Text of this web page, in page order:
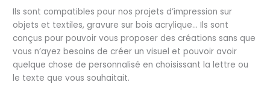
Ils sont compatibles pour nos projets d’impression sur
objets et textiles, gravure sur bois acrylique… Ils sont
conçus pour pouvoir vous proposer des créations sans que
vous n’ayez besoins de créer un visuel et pouvoir avoir
quelque chose de personnalisé en choisissant la lettre ou
le texte que vous souhaitait.